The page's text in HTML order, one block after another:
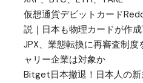
仮想通貨デビットカード
説｜日本も物理カードが作
JPX、業態転換に再審査制
ャリー企業は対象か
Bitget日本撤退！日本人の